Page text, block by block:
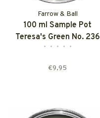
Farrow & Ball
100 ml Sample Pot
Teresa's Green No. 236
• • • • •
€9,95